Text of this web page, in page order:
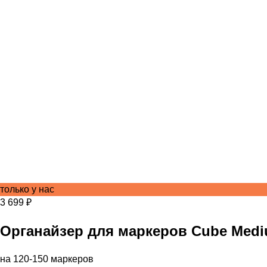
только у нас
3 699 ₽
Органайзер для маркеров Cube
на 120-150 маркеров